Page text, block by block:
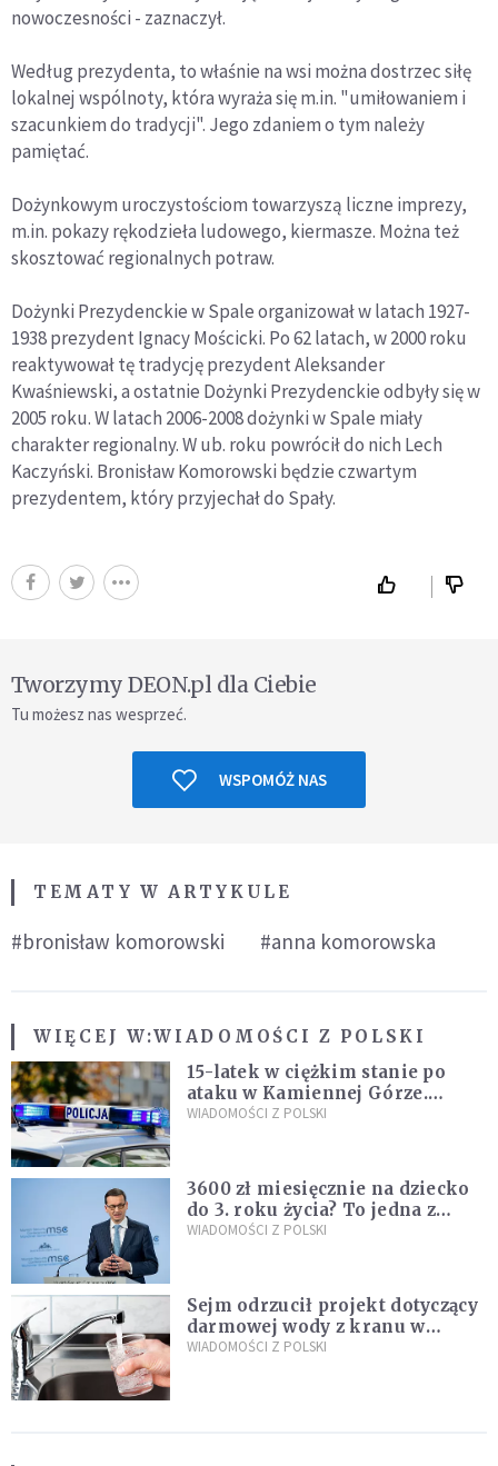
nowoczesności - zaznaczył.
Według prezydenta, to właśnie na wsi można dostrzec siłę
lokalnej wspólnoty, która wyraża się m.in. "umiłowaniem i
szacunkiem do tradycji". Jego zdaniem o tym należy
pamiętać.
Dożynkowym uroczystościom towarzyszą liczne imprezy,
m.in. pokazy rękodzieła ludowego, kiermasze. Można też
skosztować regionalnych potraw.
Dożynki Prezydenckie w Spale organizował w latach 1927-
1938 prezydent Ignacy Mościcki. Po 62 latach, w 2000 roku
reaktywował tę tradycję prezydent Aleksander
Kwaśniewski, a ostatnie Dożynki Prezydenckie odbyły się w
2005 roku. W latach 2006-2008 dożynki w Spale miały
charakter regionalny. W ub. roku powrócił do nich Lech
Kaczyński. Bronisław Komorowski będzie czwartym
prezydentem, który przyjechał do Spały.
Tworzymy DEON.pl dla Ciebie
Tu możesz nas wesprzeć.
WSPOMÓŻ NAS
TEMATY W ARTYKULE
#bronisław komorowski #anna komorowska
WIĘCEJ W:WIADOMOŚCI Z POLSKI
15-latek w ciężkim stanie po
ataku w Kamiennej Górze.
Policja zatrzymała dwóch
WIADOMOŚCI Z POLSKI
3600 zł miesięcznie na dziecko
do 3. roku życia? To jedna z
propozycji programu "Rozwój
WIADOMOŚCI Z POLSKI
Sejm odrzucił projekt dotyczący
darmowej wody z kranu w
restauracjach
WIADOMOŚCI Z POLSKI